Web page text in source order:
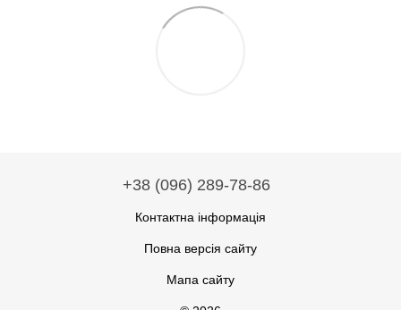
+38 (096) 289-78-86
Контактна інформація
Повна версія сайту
Мапа сайту